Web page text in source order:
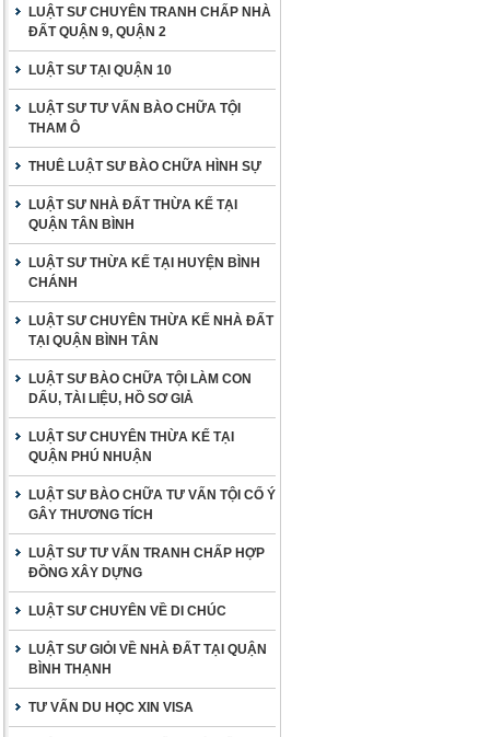
LUẬT SƯ CHUYÊN TRANH CHẤP NHÀ
ĐẤT QUẬN 9, QUẬN 2
LUẬT SƯ TẠI QUẬN 10
LUẬT SƯ TƯ VẤN BÀO CHỮA TỘI
THAM Ô
THUÊ LUẬT SƯ BÀO CHỮA HÌNH SỰ
LUẬT SƯ NHÀ ĐẤT THỪA KẾ TẠI
QUẬN TÂN BÌNH
LUẬT SƯ THỪA KẾ TẠI HUYỆN BÌNH
CHÁNH
LUẬT SƯ CHUYÊN THỪA KẾ NHÀ ĐẤT
TẠI QUẬN BÌNH TÂN
LUẬT SƯ BÀO CHỮA TỘI LÀM CON
DẤU, TÀI LIỆU, HỒ SƠ GIẢ
LUẬT SƯ CHUYÊN THỪA KẾ TẠI
QUẬN PHÚ NHUẬN
LUẬT SƯ BÀO CHỮA TƯ VẤN TỘI CỐ Ý
GÂY THƯƠNG TÍCH
LUẬT SƯ TƯ VẤN TRANH CHẤP HỢP
ĐỒNG XÂY DỰNG
LUẬT SƯ CHUYÊN VỀ DI CHÚC
LUẬT SƯ GIỎI VỀ NHÀ ĐẤT TẠI QUẬN
BÌNH THẠNH
TƯ VẤN DU HỌC XIN VISA